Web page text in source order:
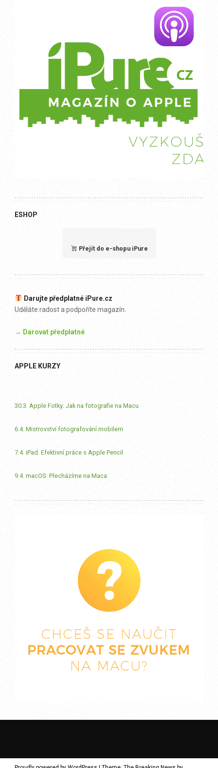
ESHOP
Přejít do e-shopu iPure
Darujte předplatné iPure.cz
Uděláte radost a podpoříte magazín.
→ Darovat předplatné
APPLE KURZY
30.3. Apple Fotky: Jak na fotografie na Macu
6.4. Mistrovství fotografování mobilem
7.4. iPad: Efektivní práce s Apple Pencil
9.4. macOS: Přecházíme na Maca